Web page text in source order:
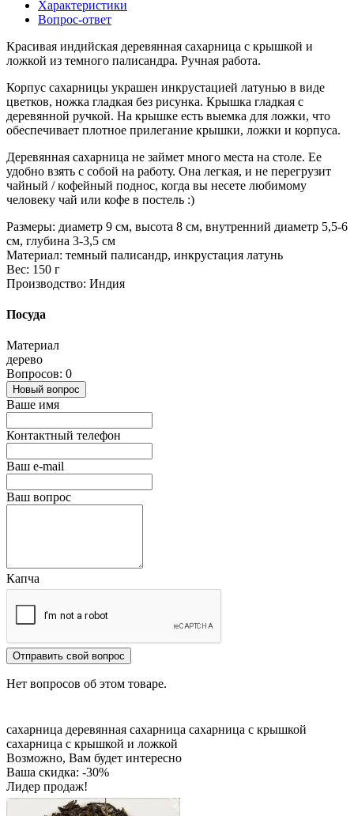
Характеристики
Вопрос-ответ
Красивая индийская деревянная сахарница с крышкой и
ложкой из темного палисандра. Ручная работа.
Корпус сахарницы украшен инкрустацией латунью в виде
цветков, ножка гладкая без рисунка. Крышка гладкая с
деревянной ручкой. На крышке есть выемка для ложки, что
обеспечивает плотное прилегание крышки, ложки и корпуса.
Деревянная сахарница не займет много места на столе. Ее
удобно взять с собой на работу. Она легкая, и не перегрузит
чайный / кофейный поднос, когда вы несете любимому
человеку чай или кофе в постель :)
Размеры: диаметр 9 см, высота 8 см, внутренний диаметр 5,5-6
см, глубина 3-3,5 см
Материал: темный палисандр, инкрустация латунь
Вес: 150 г
Производство: Индия
Посуда
Материал
дерево
Вопросов: 0
Новый вопрос
Ваше имя
Контактный телефон
Ваш e-mail
Ваш вопрос
Капча
Отправить свой вопрос
Нет вопросов об этом товаре.
сахарница деревянная сахарница сахарница с крышкой
сахарница с крышкой и ложкой
Возможно, Вам будет интересно
Ваша скидка: -30%
Лидер продаж!